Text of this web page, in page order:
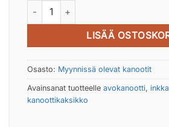
Kolibri XL - Avokanootti määrä
LISÄÄ
Osasto: Myynnissä olevat kanootit
Avainsanat tuotteelle avokanootti,
kanoottikaksikko